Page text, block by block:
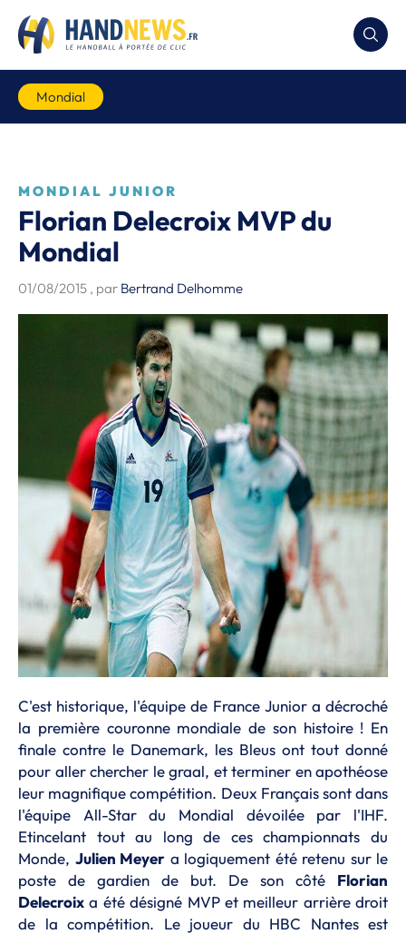
Mondial
MONDIAL JUNIOR
Florian Delecroix MVP du
Mondial
01/08/2015 , par Bertrand Delhomme
C'est historique, l'équipe de France Junior a décroché
la première couronne mondiale de son histoire ! En
finale contre le Danemark, les Bleus ont tout donné
pour aller chercher le graal, et terminer en apothéose
leur magnifique compétition. Deux Français sont dans
l'équipe All-Star du Mondial dévoilée par l'IHF.
Etincelant tout au long de ces championnats du
Monde, Julien Meyer a logiquement été retenu sur le
poste de gardien de but. De son côté Florian
Delecroix a été désigné MVP et meilleur arrière droit
de la compétition. Le joueur du HBC Nantes est